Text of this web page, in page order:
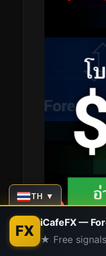
TH ▼
FX iCafeFX —
★ Free
Open